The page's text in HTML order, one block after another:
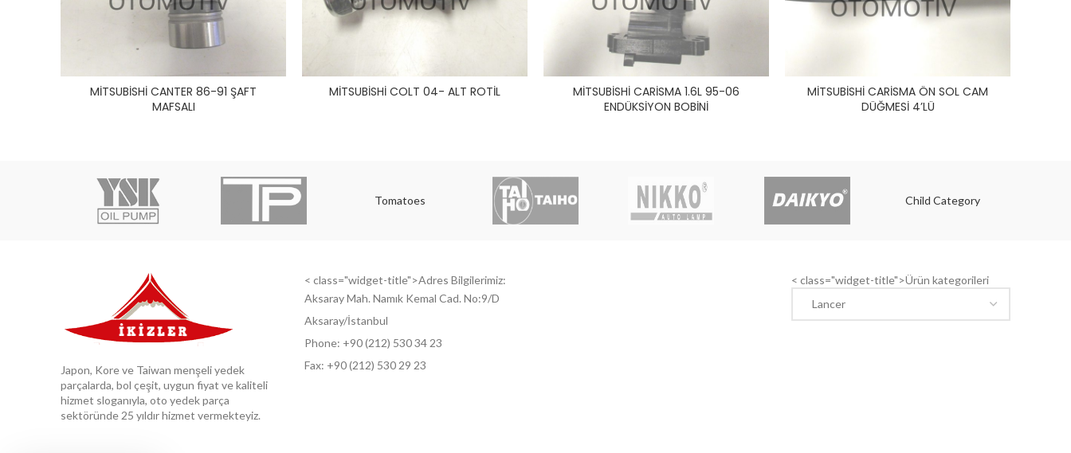
MİTSUBİSHİ CANTER 86-91 ŞAFT
MAFSALI
MİTSUBİSHİ COLT 04- ALT ROTİL
MİTSUBİSHİ CARİSMA 1.6L 95-06
ENDÜKSİYON BOBİNİ
MİTSUBİSHİ CARİSMA ÖN SOL CAM
DÜĞMESİ 4’LÜ
Tomatoes Child Category
Japon, Kore ve Taiwan menşeli yedek
parçalarda, bol çeşit, uygun fiyat ve kaliteli
hizmet sloganıyla, oto yedek parça
sektöründe 25 yıldır hizmet vermekteyiz.
< class="widget-title">Adres Bilgilerimiz:
Aksaray Mah. Namık Kemal Cad. No:9/D
Aksaray/İstanbul
Phone: +90 (212) 530 34 23
Fax: +90 (212) 530 29 23
< class="widget-title">Ürün kategorileri